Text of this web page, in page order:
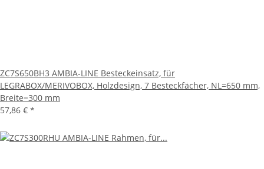
ZC7S650BH3 AMBIA-LINE Besteckeinsatz, für
LEGRABOX/MERIVOBOX, Holzdesign, 7 Besteckfächer, NL=650 mm,
Breite=300 mm
57,86 € *